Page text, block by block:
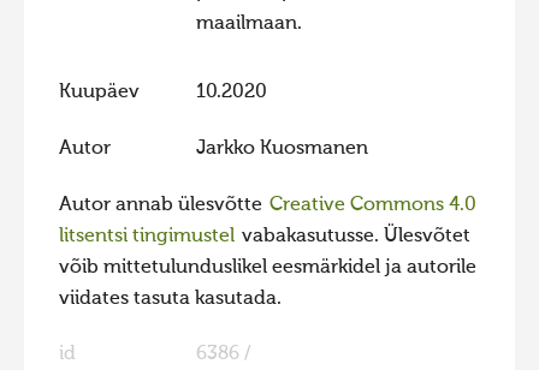
maailmaan.
Kuupäev 10.2020
Autor Jarkko Kuosmanen
Autor annab ülesvõtte Creative Commons 4.0
litsentsi tingimustel vabakasutusse. Ülesvõtet
võib mittetulunduslikel eesmärkidel ja autorile
viidates tasuta kasutada.
id 6386 /